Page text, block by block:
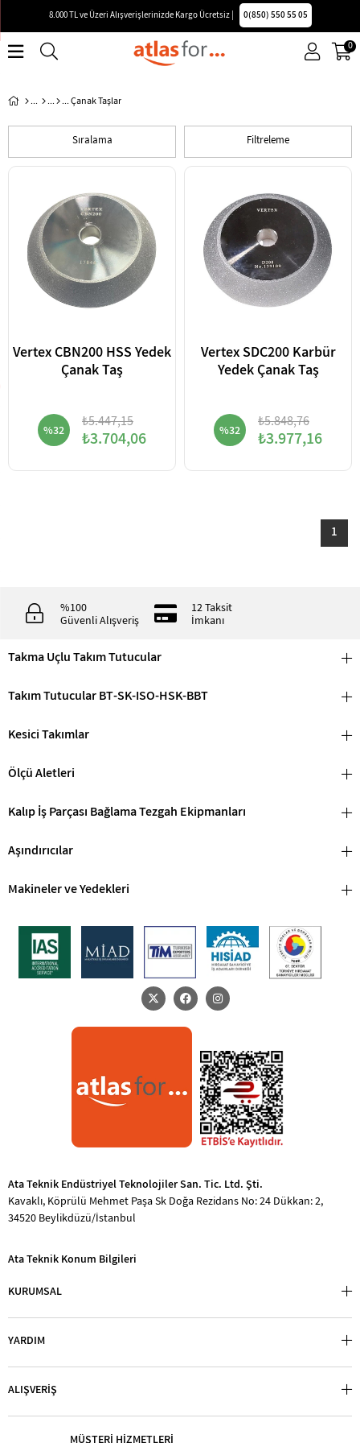
8.000 TL ve Üzeri Alışverişlerinizde Kargo Ücretsiz | 0(850) 550 55 05
0
Çanak Taşlar
Filtreleme
Sıralama
Vertex CBN200 HSS Yedek
Çanak Taş
%32 ₺5.447,15
₺3.704,06
Vertex SDC200 Karbür
Yedek Çanak Taş
%32 ₺5.848,76
₺3.977,16
1
%100
Güvenli Alışveriş
12 Taksit
İmkanı
Takma Uçlu Takım Tutucular
Takım Tutucular BT-SK-ISO-HSK-BBT
Kesici Takımlar
Ölçü Aletleri
Kalıp İş Parçası Bağlama Tezgah Ekipmanları
Aşındırıcılar
Makineler ve Yedekleri
Ata Teknik Endüstriyel Teknolojiler San. Tic. Ltd. Şti.
Kavaklı, Köprülü Mehmet Paşa Sk Doğa Rezidans No: 24 Dükkan: 2,
34520 Beylikdüzü/İstanbul
Ata Teknik Konum Bilgileri
KURUMSAL
YARDIM
ALIŞVERİŞ